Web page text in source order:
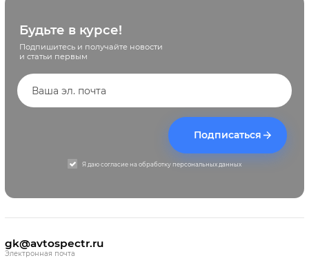
Будьте в курсе!
Подпишитесь и получайте новости
и статьи первым
Подписаться
Я даю согласие на обработку персональных данных
gk@avtospectr.ru
Электронная почта